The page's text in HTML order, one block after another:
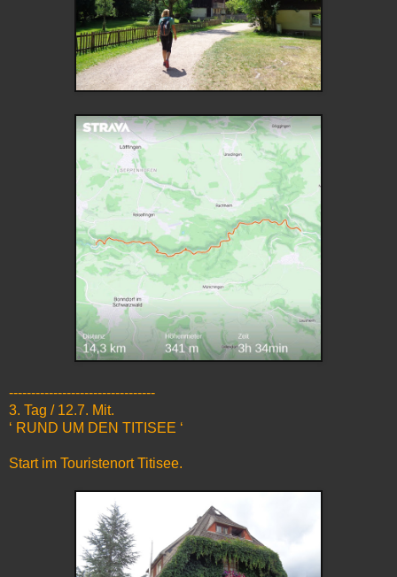
---------------------------------
3. Tag / 12.7. Mit.
‘ RUND UM DEN TITISEE ‘
Start im Touristenort Titisee.